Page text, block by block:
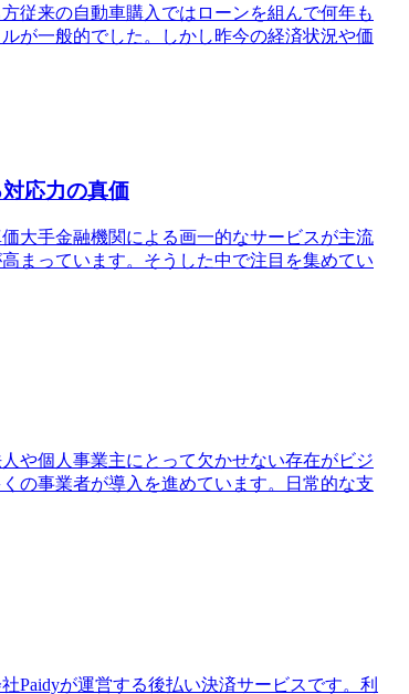
従来の自動車購入ではローンを組んで何年も
が一般的でした。しかし昨今の経済状況や価
応力の真価
大手金融機関による画一的なサービスが主流
まっています。そうした中で注目を集めてい
や個人事業主にとって欠かせない存在がビジ
の事業者が導入を進めています。日常的な支
Paidyが運営する後払い決済サービスです。利